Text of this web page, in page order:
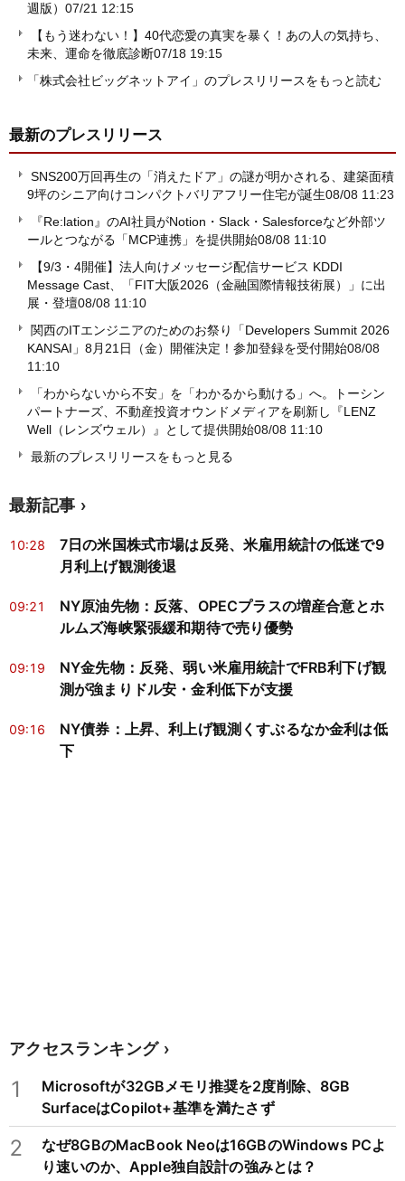
週版） 07/21 12:15
【もう迷わない！】40代恋愛の真実を暴く！あの人の気持ち、
未来、運命を徹底診断07/18 19:15
「株式会社ビッグネットアイ」のプレスリリースをもっと読む
最新のプレスリリース
SNS200万回再生の「消えたドア」の謎が明かされる、建築面積
9坪のシニア向けコンパクトバリアフリー住宅が誕生08/08 11:23
『Re:lation』のAI社員がNotion・Slack・Salesforceなど外部ツ
ールとつながる「MCP連携」を提供開始08/08 11:10
【9/3・4開催】法人向けメッセージ配信サービス KDDI
Message Cast、「FIT大阪2026（金融国際情報技術展）」に出
展・登壇08/08 11:10
関西のITエンジニアのためのお祭り「Developers Summit 2026
KANSAI」8月21日（金）開催決定！参加登録を受付開始08/08
11:10
「わからないから不安」を「わかるから動ける」へ。トーシン
パートナーズ、不動産投資オウンドメディアを刷新し『LENZ
Well（レンズウェル）』として提供開始08/08 11:10
最新のプレスリリースをもっと見る
最新記事
10:28
7日の米国株式市場は反発、米雇用統計の低迷で9
月利上げ観測後退
09:21
NY原油先物：反落、OPECプラスの増産合意とホ
ルムズ海峡緊張緩和期待で売り優勢
09:19
NY金先物：反発、弱い米雇用統計でFRB利下げ観
測が強まりドル安・金利低下が支援
09:16
NY債券：上昇、利上げ観測くすぶるなか金利は低
下
アクセスランキング
1
Microsoftが32GBメモリ推奨を2度削除、8GB
SurfaceはCopilot+基準を満たさず
2
なぜ8GBのMacBook Neoは16GBのWindows PCよ
り速いのか、Apple独自設計の強みとは？